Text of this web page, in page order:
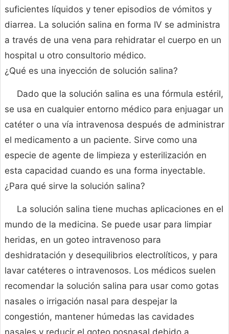
suficientes líquidos y tener episodios de vómitos y
diarrea. La solución salina en forma IV se administra
a través de una vena para rehidratar el cuerpo en un
hospital u otro consultorio médico.
¿Qué es una inyección de solución salina?
Dado que la solución salina es una fórmula estéril,
se usa en cualquier entorno médico para enjuagar un
catéter o una vía intravenosa después de administrar
el medicamento a un paciente. Sirve como una
especie de agente de limpieza y esterilización en
esta capacidad cuando es una forma inyectable.
¿Para qué sirve la solución salina?
La solución salina tiene muchas aplicaciones en el
mundo de la medicina. Se puede usar para limpiar
heridas, en un goteo intravenoso para
deshidratación y desequilibrios electrolíticos, y para
lavar catéteres o intravenosos. Los médicos suelen
recomendar la solución salina para usar como gotas
nasales o irrigación nasal para despejar la
congestión, mantener húmedas las cavidades